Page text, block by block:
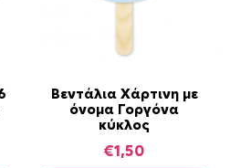
Βεντάλια Χάρτινη με
όνομα Γοργόνα
κύκλος
€1,50